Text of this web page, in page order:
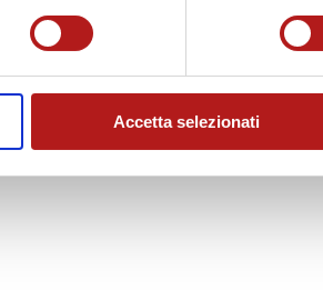
Accetta selezionati